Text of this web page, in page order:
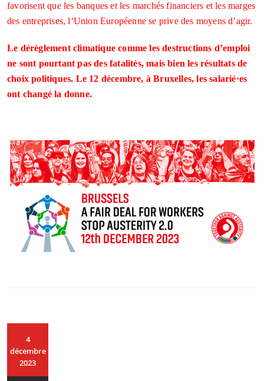
favorisent que les banques et les marchés financiers et les marges
des entreprises, l’Union Européenne se prive des moyens d’agir.
Le dérèglement climatique comme les destructions d’emploi
ne sont pourtant pas des fatalités, mais bien les résultats de
choix politiques. Le 12 décembre, à Bruxelles, les salarié·es
ont changé la donne.
4
décembre
2023